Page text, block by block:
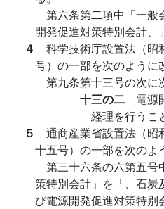
第六条第二項中「一般
開発促進対策特別会計、
４ 科学技術庁設置法（昭
号）の一部を次のように
第九条第十三号の次に
十三の二 電源
経理を行うこ
５ 通商産業省設置法（昭
十五号）の一部を次のよ
第三十六条の六第五号
策特別会計」を「、石炭
び電源開発促進対策特別